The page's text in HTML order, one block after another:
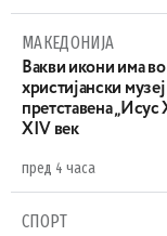
МАКЕДОНИЈА
Вакви икони има
христијански
претставена „Исус
XIV век
пред 4 часа
СПОРТ